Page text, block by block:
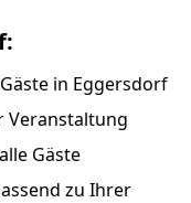
in Eggersdorf
Veranstaltung
Gäste
zu Ihrer